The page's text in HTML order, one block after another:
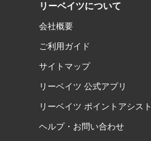
リーベイツについて
会社概要
ご利用ガイド
サイトマップ
リーベイツ 公式アプリ
リーベイツ ポイントアシスト
ヘルプ・お問い合わせ